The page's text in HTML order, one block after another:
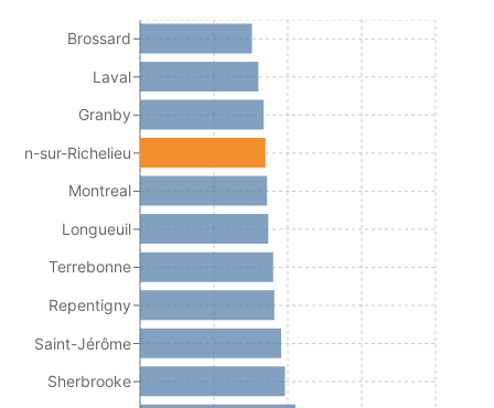
Brossard
Laval
Granby
sur-Richelieu
Montreal
Longueuil
Terrebonne
Repentigny
Saint-Jérôme
Sherbrooke